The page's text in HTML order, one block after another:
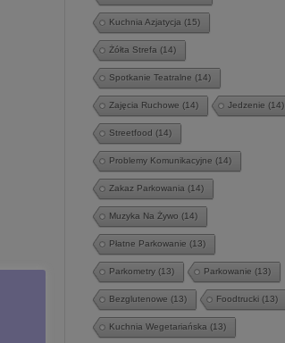
Kuchnia Azjatycja (15)
Żółta Strefa (14)
Spotkanie Teatralne (14)
Zajęcia Ruchowe (14) Jedzenie (14)
Streetfood (14)
Problemy Komunikacyjne (14)
Zakaz Parkowania (14)
Muzyka Na Żywo (14)
Płatne Parkowanie (13)
Parkometry (13) Parkowanie (13)
Bezglutenowe (13) Foodtrucki (13)
Kuchnia Wegetariańska (13)